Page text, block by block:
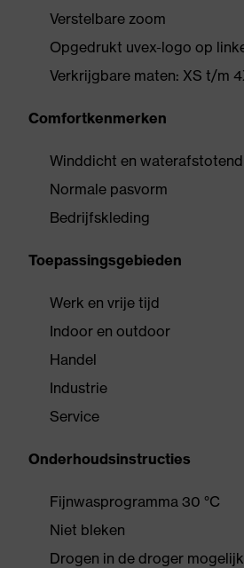
Verstelbare zoom
Opgedrukt uvex-logo op
Verkrijgbare maten: XS t/m
Comfortkenmerken
Winddicht en
Normale pasvorm
Bedrijfskleding
Toepassingsgebieden
Werk en vrije tijd
Indoor en outdoor
Handel
Industrie
Service
Onderhoudsinstructies
Fijnwasprogramma 30 °C
Niet bleken
Drogen in de droger